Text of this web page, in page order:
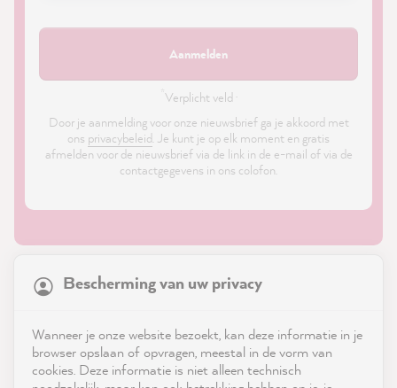
Aanmelden
Verplicht veld ·
Door je aanmelding voor onze nieuwsbrief ga je akkoord met
ons privacybeleid. Je kunt je op elk moment en gratis
afmelden voor de nieuwsbrief via de link in de e-mail of via de
contactgegevens in ons colofon.
Service
Bescherming van uw privacy
Wanneer je onze website bezoekt, kan deze informatie in je
browser opslaan of opvragen, meestal in de vorm van
cookies. Deze informatie is niet alleen technisch
21,826Reviews
reviews-io